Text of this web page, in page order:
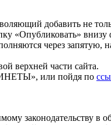
добавить не
«Опубликовать»
через запятую,
верхней части сайта.
или пойдя по
законодательству в